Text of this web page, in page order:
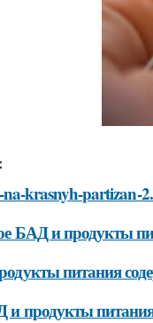
krasnyh-partizan-
БАД и продукты
питания
продукты